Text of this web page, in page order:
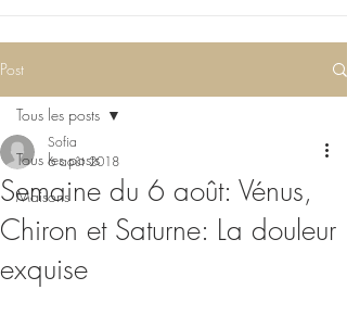
Post
Tous les posts
Maisons
Tous les posts
Semaine du 6 août: Vénus,
Chiron et Saturne: La douleur
exquise
Sofia
6 août 2018